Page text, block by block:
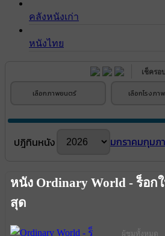
คลังหนังเก่า
หนังไทย
เช็ครอ
เลือกภาพยนตร์ เลือกโรงภา
ปฎิทินหนัง มกราคมกุมภ
ผู้ชมทั้งหมด
หนัง Ordinary World - ร็อก
สุด